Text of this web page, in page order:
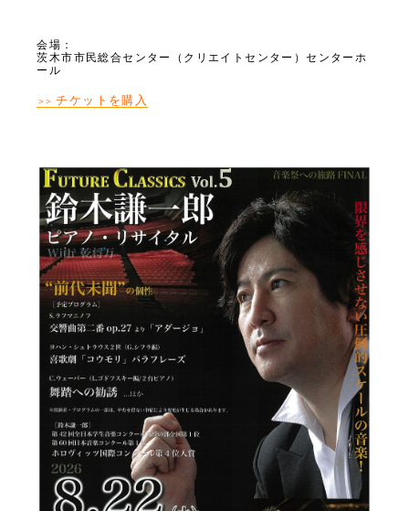
会場：
茨木市市民総合センター（クリエイトセンター）センターホ
ール
＞＞ チケットを購入